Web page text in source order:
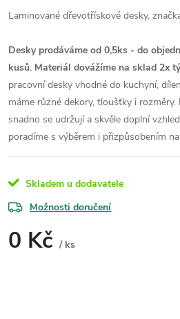
Laminované dřevotřískové desky,
Desky prodáváme od 0,5ks - do
kusů. Materiál dovážíme na sklad 2x
pracovní desky vhodné do kuchyní,
máme různé dekory, tloušťky i
snadno se udržují a skvěle doplní
poradíme s výběrem i přizpůsobením
Skladem u dodavatele
Možnosti doručení
0 Kč / ks